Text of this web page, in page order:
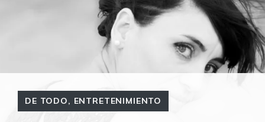
DE TODO, ENTRETENIMIENTO